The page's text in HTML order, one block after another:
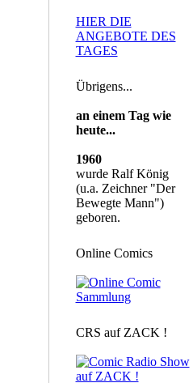
HIER DIE
ANGEBOTE DES
TAGES
Übrigens...
an einem Tag wie
heute...
1960
wurde Ralf König
(u.a. Zeichner "Der
Bewegte Mann")
geboren.
Online Comics
CRS auf ZACK !